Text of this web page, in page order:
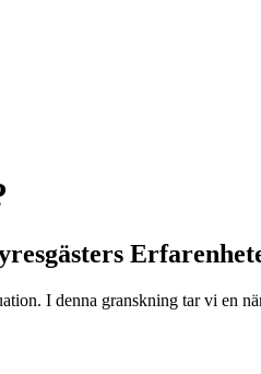
I denna granskning tar vi en